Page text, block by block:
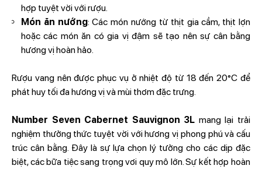
hợp tuyệt vời với rượu.
Món ăn nướng: Các món nướng từ thịt gia cầm, thịt lợn
hoặc các món ăn có gia vị đậm sẽ tạo nên sự cân bằng
hương vị hoàn hảo.
Rượu vang nên được phục vụ ở nhiệt độ từ 18 đến 20°C để
phát huy tối đa hương vị và mùi thơm đặc trưng.
Number Seven Cabernet Sauvignon 3L mang lại trải
nghiệm thưởng thức tuyệt vời với hương vị phong phú và cấu
trúc cân bằng. Đây là sự lựa chọn lý tưởng cho các dịp đặc
biệt, các bữa tiệc sang trọng vơi quy mô lớn. Sự kết hợp hoàn